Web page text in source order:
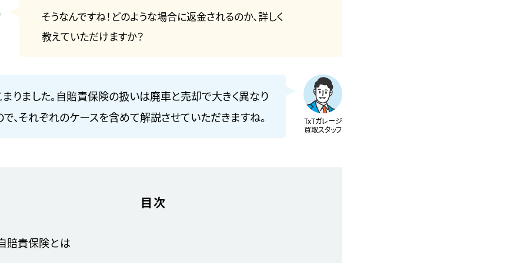
そうなんですね！どのような場合に返金されるのか、詳しく
教えていただけますか？
まりました。自賠責保険の扱いは廃車と売却で大きく異なり
で、それぞれのケースを含めて解説させていただきますね。
TxTガレージ
買取スタッフ
目次
賠責保険とは